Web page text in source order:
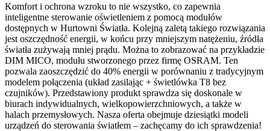
Komfort i ochrona wzroku to nie wszystko, co zapewnia
inteligentne sterowanie oświetleniem z pomocą modułów
dostępnych w Hurtowni Światła. Kolejną zaletą takiego rozwiązania
jest oszczędność energii, w końcu przy mniejszym natężeniu, źródła
światła zużywają mniej prądu. Można to zobrazować na przykładzie
DIM MICO, modułu stworzonego przez firmę OSRAM. Ten
pozwala zaoszczędzić do 40% energii w porównaniu z tradycyjnym
modelem połączenia (układ zasilając + świetlówka T8 bez
czujników). Przedstawiony produkt sprawdza się doskonale w
biurach indywidualnych, wielkopowierzchniowych, a także w
halach przemysłowych. Nasza oferta obejmuje dziesiątki modeli
urządzeń do sterowania światłem – zachęcamy do ich sprawdzenia!